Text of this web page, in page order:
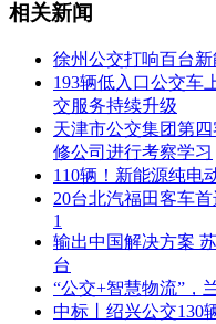
相关新闻
徐州公交打响百台新
193辆低入口公交车
交服务持续升级
天津市公交集团第
修公司进行考察学习
110辆！新能源纯电
20台北汽福田客车
1
输出中国解决方案
台
“公交+智慧物流”，
中标丨绍兴公交130